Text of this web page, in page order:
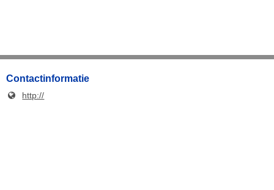
Contactinformatie
http://